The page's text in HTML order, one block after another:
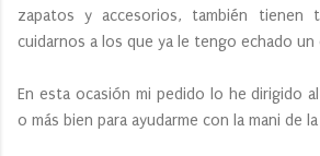
zapatos y accesorios, también tienen
cuidarnos a los que ya le tengo echado un
En esta ocasión mi pedido lo he dirigido
o más bien para ayudarme con la mani de